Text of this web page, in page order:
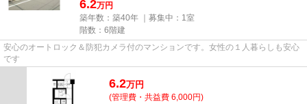
6.2万円
築年数：築40年 ｜募集中： 1室
階数：6階建
安心のオートロック＆防犯カメラ付のマンションです。女性の１人暮らしも安心
です
6.2万円
(管理費・共益費 6,000円)